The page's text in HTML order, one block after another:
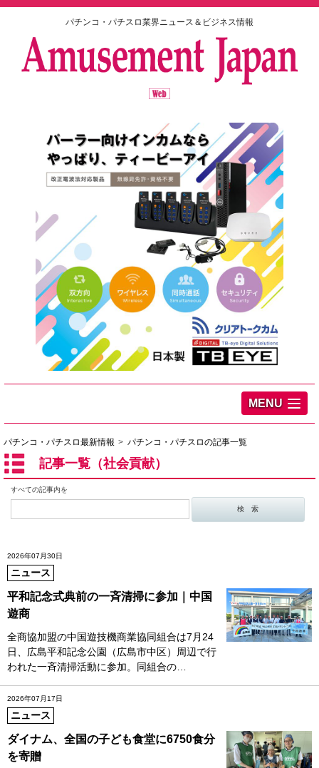
パチンコ・パチスロ業界ニュース＆ビジネス情報
MENU
パチンコ・パチスロ最新情報 パチンコ・パチスロの記事一覧
記事一覧（社会貢献）
すべての記事内を
2026年07月30日
ニュース
平和記念式典前の一斉清掃に参加｜中国
遊商
全商協加盟の中国遊技機商業協同組合は7月24
日、広島平和記念公園（広島市中区）周辺で行
われた一斉清掃活動に参加。同組合の…
2026年07月17日
ニュース
ダイナム、全国の子ども食堂に6750食分
を寄贈